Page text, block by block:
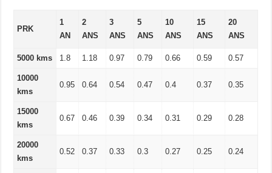
PRK
1
AN
2
ANS
3
ANS
5
ANS
10
ANS
15
ANS
20
ANS
5000 kms 1.8 1.18 0.97 0.79 0.66 0.59 0.57
10000
kms
0.95 0.64 0.54 0.47 0.4 0.37 0.35
15000
kms
0.67 0.46 0.39 0.34 0.31 0.29 0.28
20000
kms
0.52 0.37 0.33 0.3 0.27 0.25 0.24